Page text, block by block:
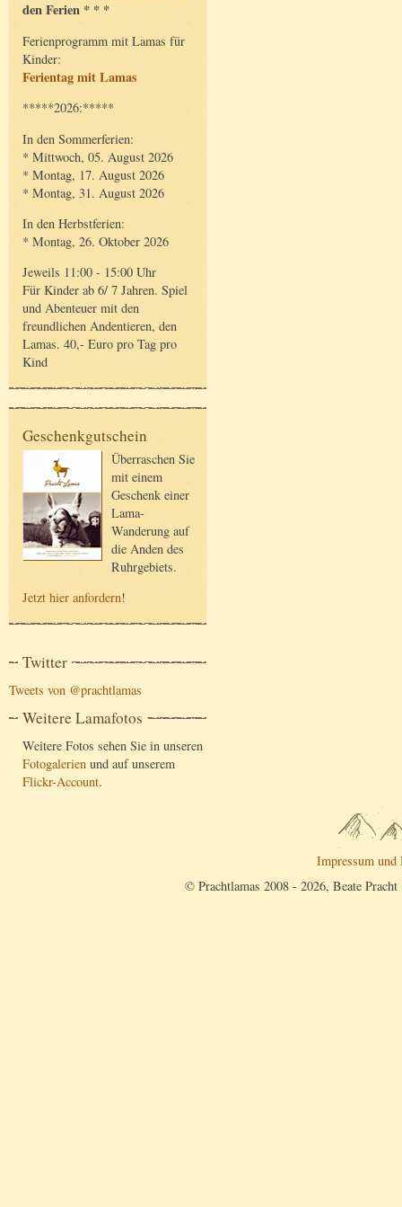
den Ferien * * *
Ferienprogramm mit Lamas für
Kinder:
Ferientag mit Lamas
*****2026:*****
In den Sommerferien:
* Mittwoch, 05. August 2026
* Montag, 17. August 2026
* Montag, 31. August 2026
In den Herbstferien:
* Montag, 26. Oktober 2026
Jeweils 11:00 - 15:00 Uhr
Für Kinder ab 6/ 7 Jahren. Spiel
und Abenteuer mit den
freundlichen Andentieren, den
Lamas. 40,- Euro pro Tag pro
Kind
Geschenkgutschein
Überraschen Sie
mit einem
Geschenk einer
Lama-
Wanderung auf
die Anden des
Ruhrgebiets.
Jetzt hier anfordern!
Twitter
Tweets von @prachtlamas
Weitere Lamafotos
Weitere Fotos sehen Sie in unseren
Fotogalerien und auf unserem
Flickr-Account.
Impressum und
© Prachtlamas 2008 - 2026, Beate Pracht